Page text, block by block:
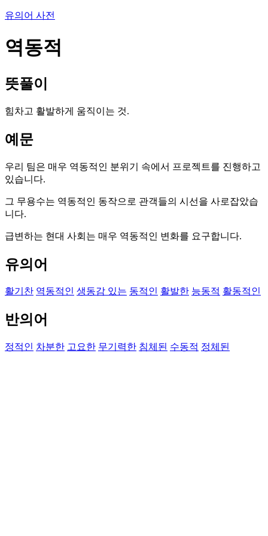
유의어 사전
역동적
뜻풀이
힘차고 활발하게 움직이는 것.
예문
우리 팀은 매우 역동적인 분위기 속에서 프로젝트를 진행하고
있습니다.
그 무용수는 역동적인 동작으로 관객들의 시선을 사로잡았습
니다.
급변하는 현대 사회는 매우 역동적인 변화를 요구합니다.
유의어
활기찬 역동적인 생동감 있는 동적인 활발한 능동적 활동적인
반의어
정적인 차분한 고요한 무기력한 침체된 수동적 정체된